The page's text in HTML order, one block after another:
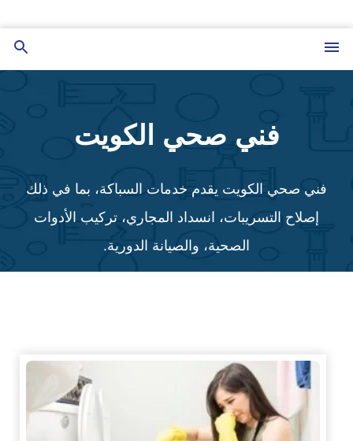
إلى
المحتوى
فني صحي الكويت
فني صحي الكويت يقدم خدمات السباكة، بما في ذلك
إصلاح التسريبات، انسداد المجاري، تركيب الأدوات
الصحية، والصيانة الدورية.